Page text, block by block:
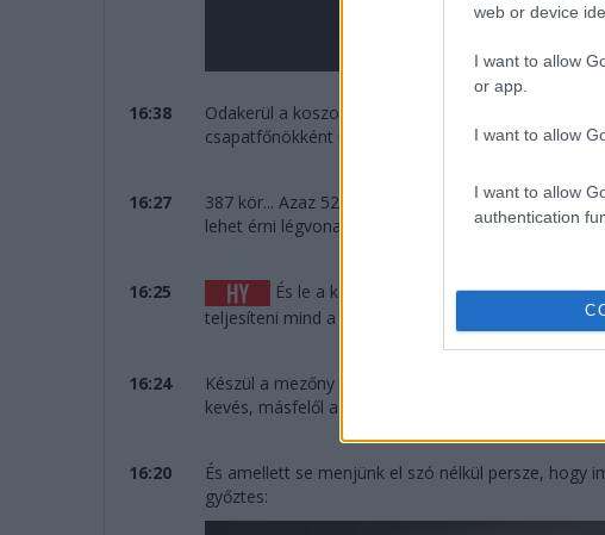
web or device
I want to allow
or app.
I want to allow
I want to allow
authentication
16:38
Odakerül a koszorú Kubica, Ye és Hanson
csapatfőnökként ünnepelhet!
16:27
387 kör... Azaz 5273 kilométert teljesítettek a
lehet érni légvonalban.
16:25
És le a kalappal a Cadillac előtt, akiknek
teljesíteni mind a 387 kört.
16:24
Készül a mezőny az eredményhirdetésre, öten
kevés, másfelől a tavalyi évet megelőzően 2 volt a
16:20
És amellett se menjünk el szó nélkül persze,
győztes: